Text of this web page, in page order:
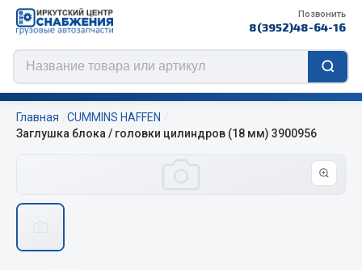
Позвонить
8(3952)48-64-16
Главная
CUMMINS HAFFEN
Заглушка блока / головки цилиндров (18 мм) 3900956